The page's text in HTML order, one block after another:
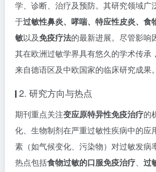
学、诊断、治疗及预防。其研究领域广
于过敏性鼻炎、哮喘、特应性皮炎、食
敏以及免疫疗法的最新进展。尽管影响
其在欧洲过敏学界具有悠久的学术传承
来自德语区及中欧国家的临床研究成果。
2. 研究方向与热点
期刊重点关注变应原特异性免疫治疗的
化、生物制剂在严重过敏性疾病中的应
素（如气候变化、污染物）对过敏发病
热点包括食物过敏的口服免疫治疗、 过